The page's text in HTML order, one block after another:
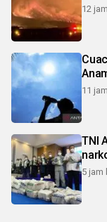
12
11
TNI
5 jam